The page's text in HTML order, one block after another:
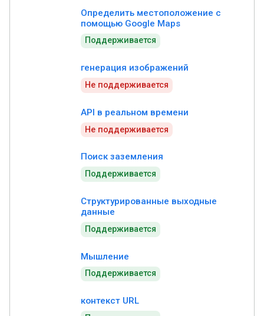
Определить местоположение с
помощью Google Maps
Поддерживается
генерация изображений
Не поддерживается
API в реальном времени
Не поддерживается
Поиск заземления
Поддерживается
Структурированные выходные
данные
Поддерживается
Мышление
Поддерживается
контекст URL